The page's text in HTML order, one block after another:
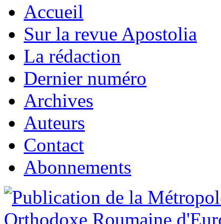
Accueil
Sur la revue Apostolia
La rédaction
Dernier numéro
Archives
Auteurs
Contact
Abonnements